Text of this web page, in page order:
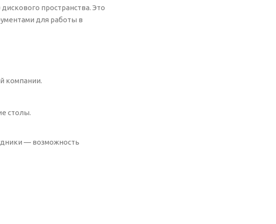
пространства. Это
для работы в
компании.
столы.
— возможность